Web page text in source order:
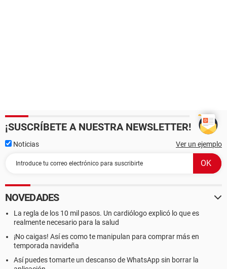
¡SUSCRÍBETE A NUESTRA NEWSLETTER!
Noticias Ver un ejemplo
NOVEDADES
La regla de los 10 mil pasos. Un cardiólogo explicó lo que es
realmente necesario para la salud
¡No caigas! Así es como te manipulan para comprar más en
temporada navideña
Así puedes tomarte un descanso de WhatsApp sin borrar la